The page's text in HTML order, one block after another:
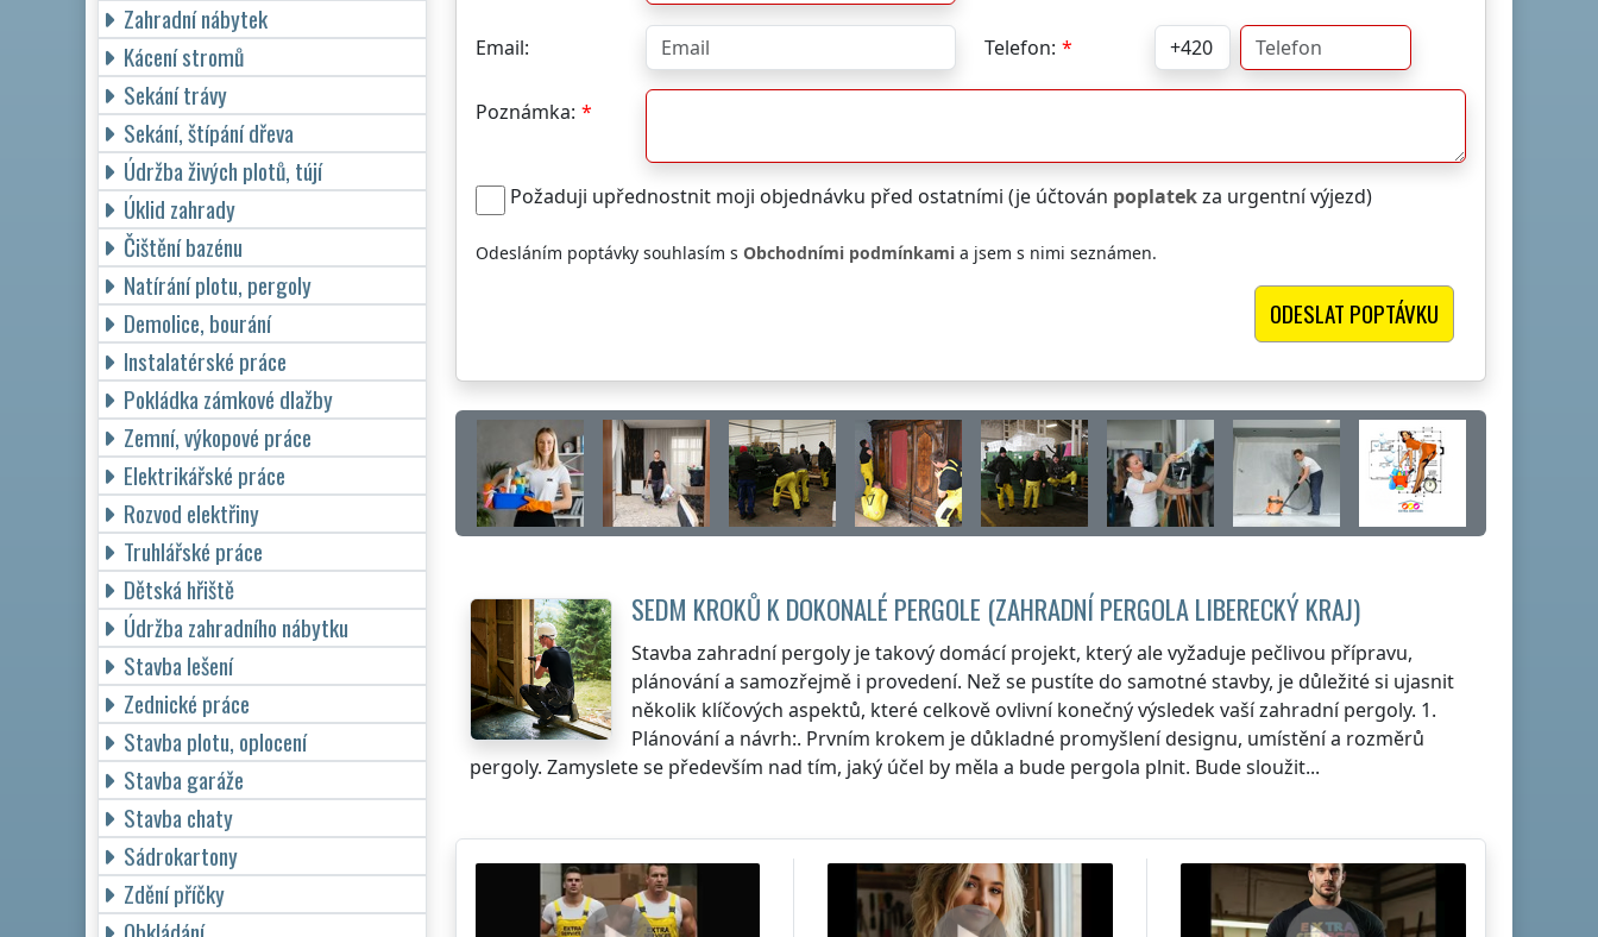
Email: Telefon:
Poznámka:
Požaduji upřednostnit moji objednávku před ostatními (je účtován poplatekza urgentní výjezd)
Odesláním poptávky souhlasím s Obchodními podmínkami a jsem s nimi seznámen.
SEDM KROKŮ K DOKONALÉ PERGOLE (ZAHRADNÍ PERGOLALIBERECKÝ KRAJ)
Stavba zahradní pergoly je takový domácí projekt, který ale vyžaduje pečlivou přípravu,
plánování a samozřejmě i provedení. Než se pustíte do samotné stavby, je důležité si ujasnit
několik klíčových aspektů, které celkově ovlivní konečný výsledek vaší zahradní pergoly. 1.
Plánování a návrh:. Prvním krokem je důkladné promyšlení designu, umístění a rozměrů
pergoly. Zamyslete se především nad tím, jaký účel by měla a bude pergola plnit. Bude sloužit...
Zahradní nábytek
Kácení stromů
Sekání trávy
Sekání, štípání dřeva
Údržba živých plotů, tújí
Úklid zahrady
Čištění bazénu
Natírání plotu, pergoly
Demolice, bourání
Instalatérské práce
Pokládka zámkové dlažby
Zemní, výkopové práce
Elektrikářské práce
Rozvod elektřiny
Truhlářské práce
Dětská hřiště
Údržba zahradního nábytku
Stavba lešení
Zednické práce
Stavba plotu, oplocení
Stavba garáže
Stavba chaty
Sádrokartony
Zdění příčky